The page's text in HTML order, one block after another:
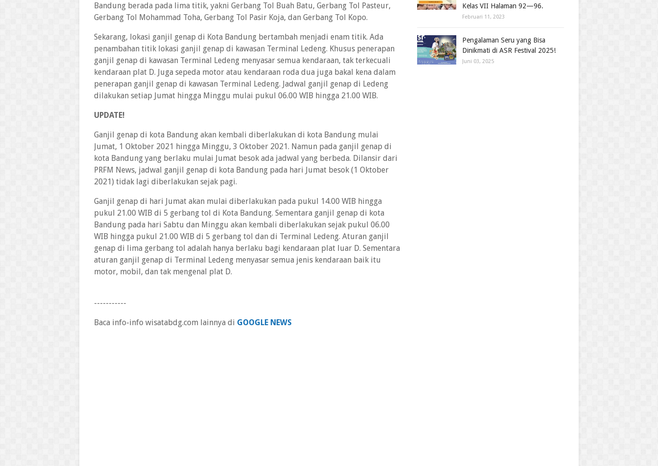
Bandung berada pada lima titik, yakni Gerbang Tol Buah Batu, Gerbang Tol Pasteur,
Gerbang Tol Mohammad Toha, Gerbang Tol Pasir Koja, dan Gerbang Tol Kopo.
Sekarang, lokasi ganjil genap di Kota Bandung bertambah menjadi enam titik. Ada
penambahan titik lokasi ganjil genap di kawasan Terminal Ledeng. Khusus penerapan
ganjil genap di kawasan Terminal Ledeng menyasar semua kendaraan, tak terkecuali
kendaraan plat D. Juga sepeda motor atau kendaraan roda dua juga bakal kena dalam
penerapan ganjil genap di kawasan Terminal Ledeng. Jadwal ganjil genap di Ledeng
dilakukan setiap Jumat hingga Minggu mulai pukul 06.00 WIB hingga 21.00 WIB.
UPDATE!
Ganjil genap di kota Bandung akan kembali diberlakukan di kota Bandung mulai
Jumat, 1 Oktober 2021 hingga Minggu, 3 Oktober 2021. Namun pada ganjil genap di
kota Bandung yang berlaku mulai Jumat besok ada jadwal yang berbeda. Dilansir dari
PRFM News, jadwal ganjil genap di kota Bandung pada hari Jumat besok (1 Oktober
2021) tidak lagi diberlakukan sejak pagi.
Ganjil genap di hari Jumat akan mulai diberlakukan pada pukul 14.00 WIB hingga
pukul 21.00 WIB di 5 gerbang tol di Kota Bandung. Sementara ganjil genap di kota
Bandung pada hari Sabtu dan Minggu akan kembali diberlakukan sejak pukul 06.00
WIB hingga pukul 21.00 WIB di 5 gerbang tol dan di Terminal Ledeng. Aturan ganjil
genap di lima gerbang tol adalah hanya berlaku bagi kendaraan plat luar D. Sementara
aturan ganjil genap di Terminal Ledeng menyasar semua jenis kendaraan baik itu
motor, mobil, dan tak mengenal plat D.
-----------
Baca info-info wisatabdg.com lainnya di GOOGLE NEWS
Kelas VII Halaman 92—96.
Februari 11, 2023
Pengalaman Seru yang Bisa
Dinikmati di ASR Festival 2025!
Juni 03, 2025